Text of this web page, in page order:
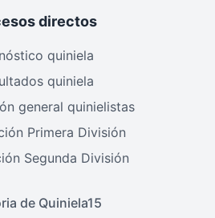
directos
quiniela
quiniela
general quinielistas
Primera División
Segunda División
de Quiniela15